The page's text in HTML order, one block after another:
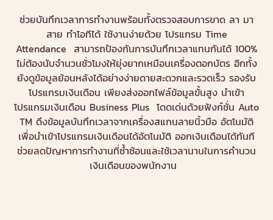
ช่วยบันทึกเวลาการทำงานพร้อมทั้งตรวจสอบการขาด ลา มา
สาย ทำโอทีได้ ใช้งานง่ายด้วย โปรแกรม Time
Attendance สามารถป้องกันการบันทึกเวลาแทนกันได้ 100%
ไม่ต้องนับจำนวนชั่วโมงให้ยุ่งยากเหมือนเครื่องตอกบัตร อีกทั้ง
ยังดูข้อมูลย้อนหลังได้อย่างง่ายดายสะดวกและรวดเร็ว รองรับ
โปรแกรมเงินเดือน เพียงส่งออกไฟล์ข้อมูลขั้นสูง นำเข้า
โปรแกรมเงินเดือน Business Plus โดดเด่นด้วยฟังก์ชั่น Auto
TM ดึงข้อมูลบันทึกเวลาจากเครื่องสแกนลายนิ้วมือ อัตโนมัติ
เพื่อนำเข้าโปรแกรมเงินเดือนได้อัตโนมัติ ออกเงินเดือนได้ทันที
ช่วยลดปัญหาการทำงานที่ซ้ำซ้อนและใช้เวลานานในการคำนวน
เงินเดือนของพนักงาน